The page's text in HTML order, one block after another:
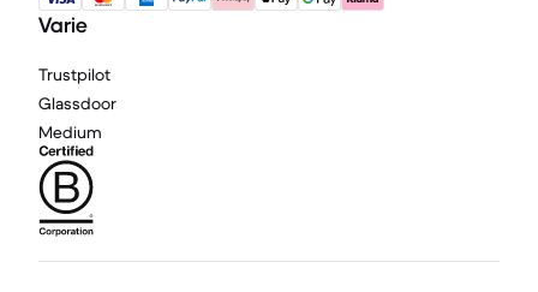
Varie
Trustpilot
Glassdoor
Medium